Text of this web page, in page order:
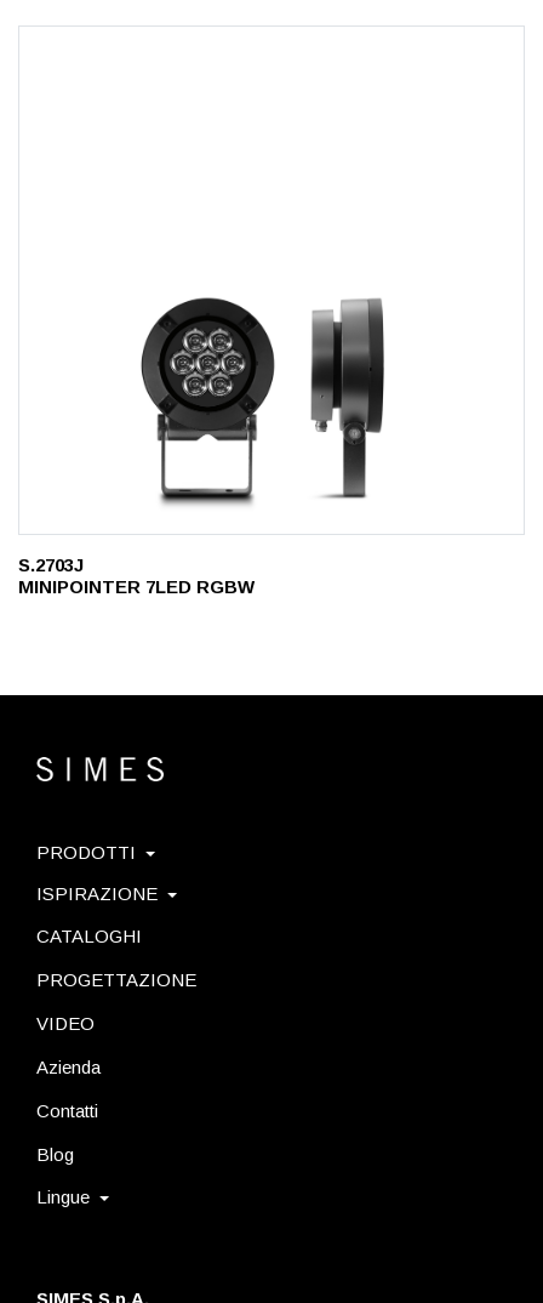
S.2703J
MINIPOINTER 7LED RGBW
SIMES S.p.A.
PRODOTTI
ISPIRAZIONE
CATALOGHI
PROGETTAZIONE
VIDEO
Azienda
Contatti
Blog
Lingue